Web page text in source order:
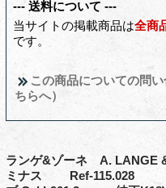
--- 送料について ---
当サイトの掲載商品は全商
です。
この商品についての問い
ちらへ）
ランゲ&ゾーネ A.
ミナス Ref-115.028